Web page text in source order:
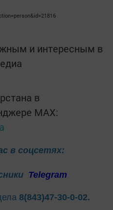
и интересным в
в
MАХ:
в соцсетях:
Telegram
8(843)47-30-0-02.